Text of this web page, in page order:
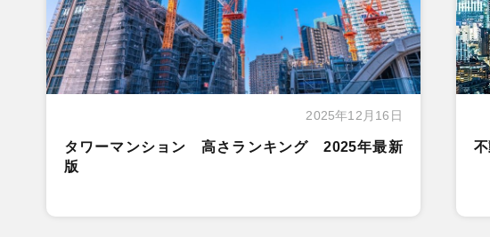
2025年12月16日
タワーマンション 高さランキング 2025年最新
版